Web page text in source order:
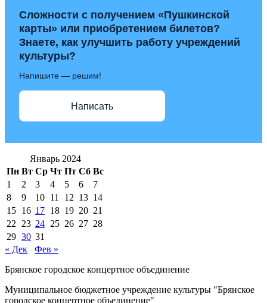
Сложности с получением «Пушкинской
карты» или приобретением билетов?
Знаете, как улучшить работу учреждений
культуры?
Напишите — решим!
Написать
Январь 2024
Пн Вт Ср Чт Пт Сб Вс
1
2 3 4 5 6
7
8
9 10 11 12 13 14
15 16 17 18 19 20 21
22
23 24 25 26 27 28
29 30 31
« Дек
Фев »
Брянское городское концертное объединение
Муниципальное бюджетное учреждение культуры "Брянское
городское концертное объединение"